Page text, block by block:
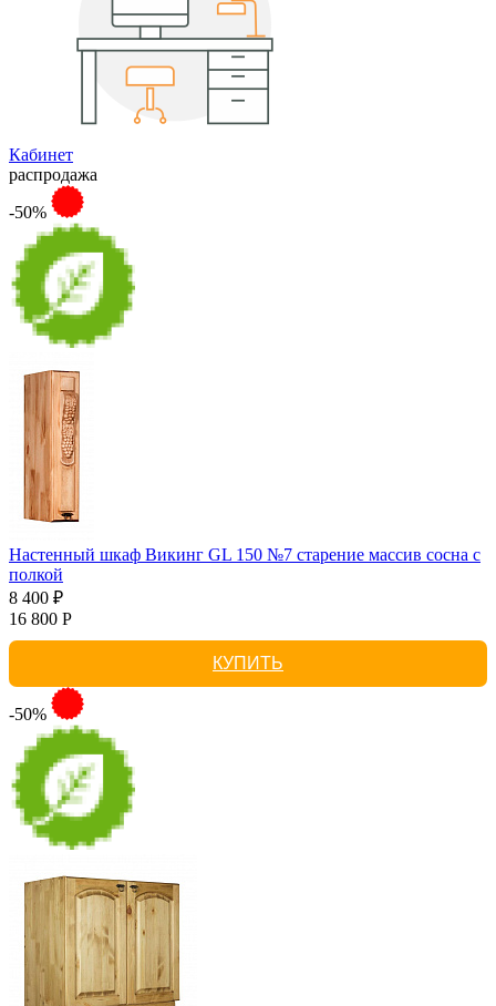
Кабинет
распродажа
-50%
Настенный шкаф Викинг GL 150 №7 старение массив сосна с
полкой
8 400 ₽
16 800 Р
КУПИТЬ
-50%